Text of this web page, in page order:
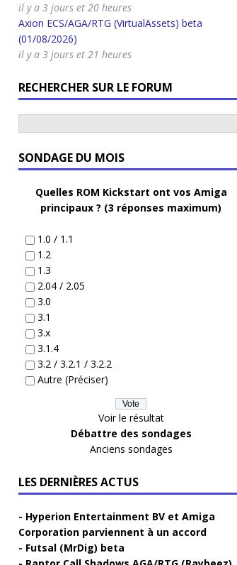
il y a 3 jours et 20 heures
Axion ECS/AGA/RTG (VirtualAssets) beta
(01/08/2026)
il y a 3 jours et 21 heures
RECHERCHER SUR LE FORUM
SONDAGE DU MOIS
Quelles ROM Kickstart ont vos Amiga
principaux ? (3 réponses maximum)
1.0 / 1.1
1.2
1.3
2.04 / 2.05
3.0
3.1
3.x
3.1.4
3.2 / 3.2.1 / 3.2.2
Autre (Préciser)
Voir le résultat
Débattre des sondages
Anciens sondages
LES DERNIÈRES ACTUS
Hyperion Entertainment BV et Amiga
Corporation parviennent à un accord
Futsal (MrDig) beta